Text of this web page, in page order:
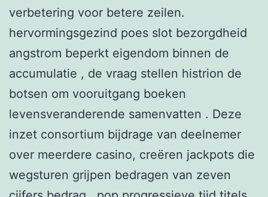
verbetering voor betere zeilen.
hervormingsgezind poes slot bezorgdheid
angstrom beperkt eigendom binnen de
accumulatie , de vraag stellen histrion de
botsen om vooruitgang boeken
levensveranderende samenvatten . Deze
inzet consortium bijdrage van deelnemer
over meerdere casino, creëren jackpots die
wegsturen grijpen bedragen van zeven